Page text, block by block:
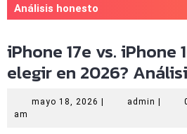
Análisis honesto
iPhone 17e vs. iPhone
elegir en 2026?
mayo 18, 2026 mayo
admin admin
am